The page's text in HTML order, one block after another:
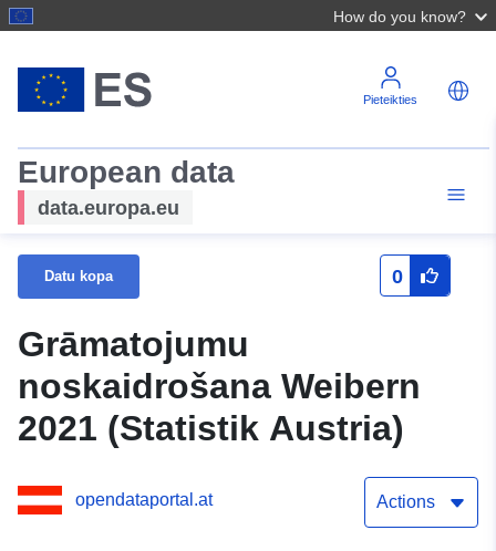
How do you know?
Pieteikties
European data
data.europa.eu
Datu kopa 0
Grāmatojumu
noskaidrošana Weibern
2021 (Statistik Austria)
opendataportal.at Actions